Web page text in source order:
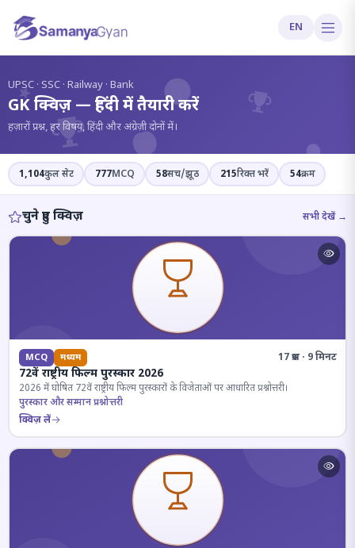
EN
?
UPSC · SSC · Railway · Bank
GK क्विज़ — हिंदी में तैयारी करें
हज़ारों प्रश्न, हर विषय, हिंदी और अंग्रेज़ी दोनों में।
1,104कुल सेट 777MCQ 58सच/झूठ 215रिक्त भरें 54क्रम
चुने हुए क्विज़ सभी देखें →
MCQ मध्यम 17 प्रश्न · 9 मिनट
72वें राष्ट्रीय फिल्म पुरस्कार 2026
2026 में घोषित 72वें राष्ट्रीय फिल्म पुरस्कारों के विजेताओं पर आधारित प्रश्नोत्तरी।
पुरस्कार और सम्मान प्रश्नोत्तरी
क्विज़ लें